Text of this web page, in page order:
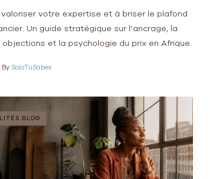
votre expertise et à briser le plafond
Un guide stratégique sur l’ancrage, la
et la psychologie du prix en Afrique.
By SoloTuSabes
BLOG